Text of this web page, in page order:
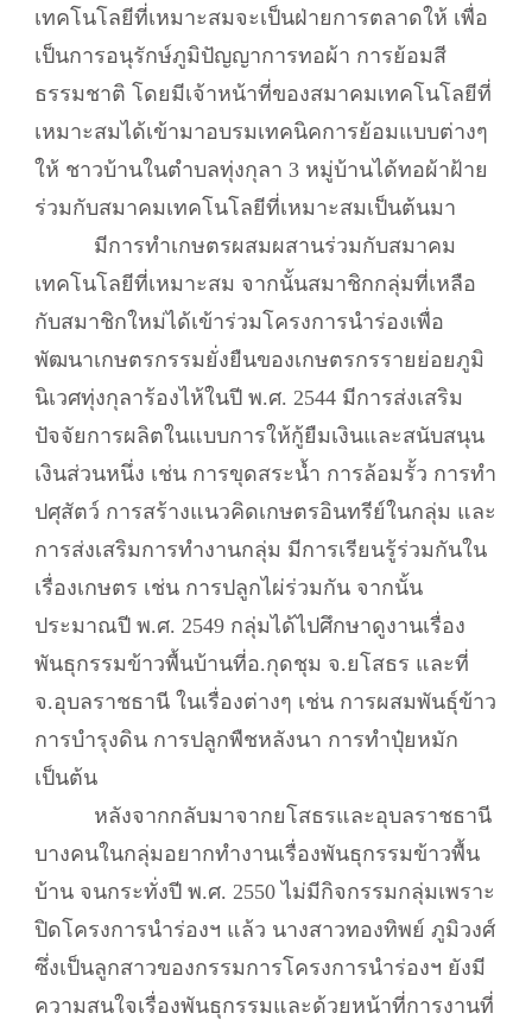
เทคโนโลยีที่เหมาะสมจะเป็นฝ่ายการตลาดให้ เพื่อ
เป็นการอนุรักษ์ภูมิปัญญาการทอผ้า การย้อมสี
ธรรมชาติ โดยมีเจ้าหน้าที่ของสมาคมเทคโนโลยีที่
เหมาะสมได้เข้ามาอบรมเทคนิคการย้อมแบบต่างๆ
ให้ ชาวบ้านในตำบลทุ่งกุลา 3 หมู่บ้านได้ทอผ้าฝ้าย
ร่วมกับสมาคมเทคโนโลยีที่เหมาะสมเป็นต้นมา
มีการทำเกษตรผสมผสานร่วมกับสมาคม
เทคโนโลยีที่เหมาะสม จากนั้นสมาชิกกลุ่มที่เหลือ
กับสมาชิกใหม่ได้เข้าร่วมโครงการนำร่องเพื่อ
พัฒนาเกษตรกรรมยั่งยืนของเกษตรกรรายย่อยภูมิ
นิเวศทุ่งกุลาร้องไห้ในปี พ.ศ. 2544 มีการส่งเสริม
ปัจจัยการผลิตในแบบการให้กู้ยืมเงินและสนับสนุน
เงินส่วนหนึ่ง เช่น การขุดสระน้ำ การล้อมรั้ว การทำ
ปศุสัตว์ การสร้างแนวคิดเกษตรอินทรีย์ในกลุ่ม และ
การส่งเสริมการทำงานกลุ่ม มีการเรียนรู้ร่วมกันใน
เรื่องเกษตร เช่น การปลูกไผ่ร่วมกัน จากนั้น
ประมาณปี พ.ศ. 2549 กลุ่มได้ไปศึกษาดูงานเรื่อง
พันธุกรรมข้าวพื้นบ้านที่อ.กุดชุม จ.ยโสธร และที่
จ.อุบลราชธานี ในเรื่องต่างๆ เช่น การผสมพันธุ์ข้าว
การบำรุงดิน การปลูกพืชหลังนา การทำปุ๋ยหมัก
เป็นต้น
หลังจากกลับมาจากยโสธรและอุบลราชธานี
บางคนในกลุ่มอยากทำงานเรื่องพันธุกรรมข้าวพื้น
บ้าน จนกระทั่งปี พ.ศ. 2550 ไม่มีกิจกรรมกลุ่มเพราะ
ปิดโครงการนำร่องฯ แล้ว นางสาวทองทิพย์ ภูมิวงศ์
ซึ่งเป็นลูกสาวของกรรมการโครงการนำร่องฯ ยังมี
ความสนใจเรื่องพันธุกรรมและด้วยหน้าที่การงานที่